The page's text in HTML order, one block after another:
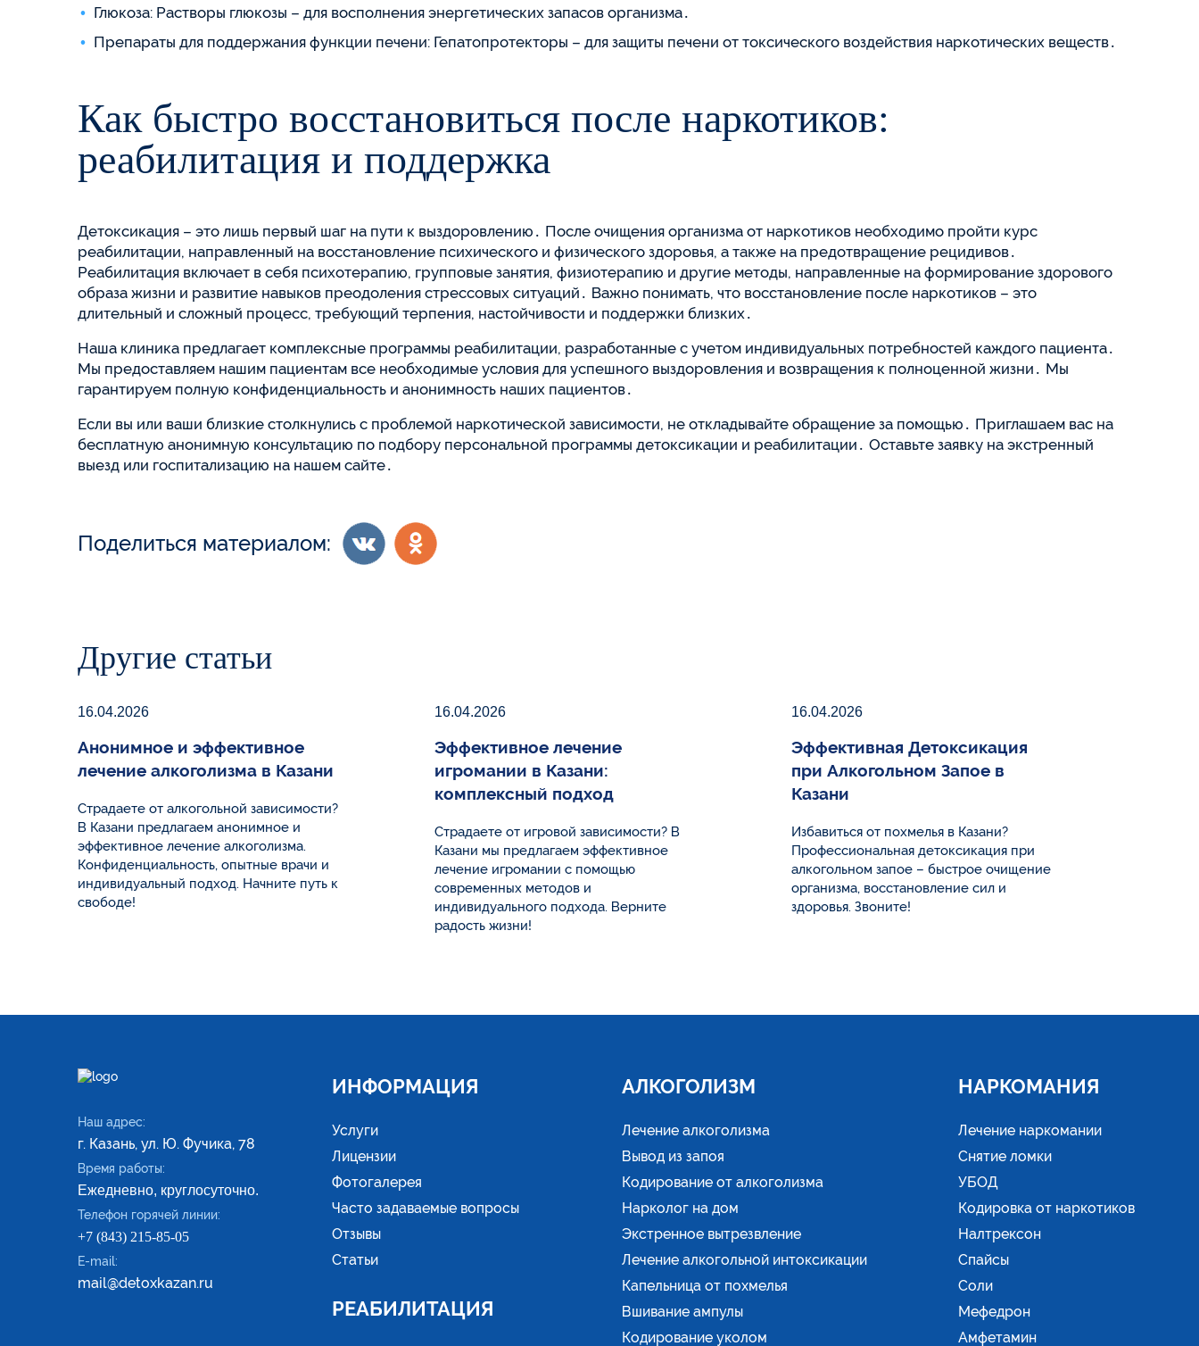
Глюкоза: Растворы глюкозы – для восполнения энергетических запасов организма․
Препараты для поддержания функции печени: Гепатопротекторы – для защиты печени от токсического воздействия наркотических веществ․
Как быстро восстановиться после наркотиков:
реабилитация и поддержка
Детоксикация – это лишь первый шаг на пути к выздоровлению․ После очищения организма от наркотиков необходимо пройти курс
реабилитации, направленный на восстановление психического и физического здоровья, а также на предотвращение рецидивов․
Реабилитация включает в себя психотерапию, групповые занятия, физиотерапию и другие методы, направленные на формирование здорового
образа жизни и развитие навыков преодоления стрессовых ситуаций․ Важно понимать, что восстановление после наркотиков – это
длительный и сложный процесс, требующий терпения, настойчивости и поддержки близких․
Наша клиника предлагает комплексные программы реабилитации, разработанные с учетом индивидуальных потребностей каждого пациента․
Мы предоставляем нашим пациентам все необходимые условия для успешного выздоровления и возвращения к полноценной жизни․ Мы
гарантируем полную конфиденциальность и анонимность наших пациентов․
Если вы или ваши близкие столкнулись с проблемой наркотической зависимости, не откладывайте обращение за помощью․ Приглашаем вас на
бесплатную анонимную консультацию по подбору персональной программы детоксикации и реабилитации․ Оставьте заявку на экстренный
выезд или госпитализацию на нашем сайте․
Поделиться материалом:
Другие статьи
16.04.2026
Анонимное и эффективное
лечение алкоголизма в Казани
Страдаете от алкогольной зависимости?
В Казани предлагаем анонимное и
эффективное лечение алкоголизма.
Конфиденциальность, опытные врачи и
индивидуальный подход. Начните путь к
свободе!
16.04.2026
Эффективное лечение
игромании в Казани:
комплексный подход
Страдаете от игровой зависимости? В
Казани мы предлагаем эффективное
лечение игромании с помощью
современных методов и
индивидуального подхода. Верните
радость жизни!
16.04.2026
Эффективная Детоксикация
при Алкогольном Запое в
Казани
Избавиться от похмелья в Казани?
Профессиональная детоксикация при
алкогольном запое – быстрое очищение
организма, восстановление сил и
здоровья. Звоните!
Наш адрес:
г. Казань, ул. Ю. Фучика, 78
Время работы:
Ежедневно, круглосуточно.
Телефон горячей линии:
+7 (843) 215-85-05
E-mail:
mail@detoxkazan.ru
ИНФОРМАЦИЯ
Услуги
Лицензии
Фотогалерея
Часто задаваемые вопросы
Отзывы
Статьи
РЕАБИЛИТАЦИЯ
АЛКОГОЛИЗМ
Лечение алкоголизма
Вывод из запоя
Кодирование от алкоголизма
Нарколог на дом
Экстренное вытрезвление
Лечение алкогольной интоксикации
Капельница от похмелья
Вшивание ампулы
Кодирование уколом
НАРКОМАНИЯ
Лечение наркомании
Снятие ломки
УБОД
Кодировка от наркотиков
Налтрексон
Спайсы
Соли
Мефедрон
Амфетамин